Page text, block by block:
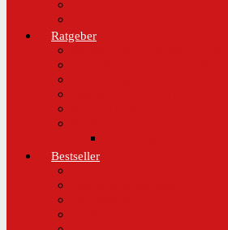
Ratgeber
Bestseller